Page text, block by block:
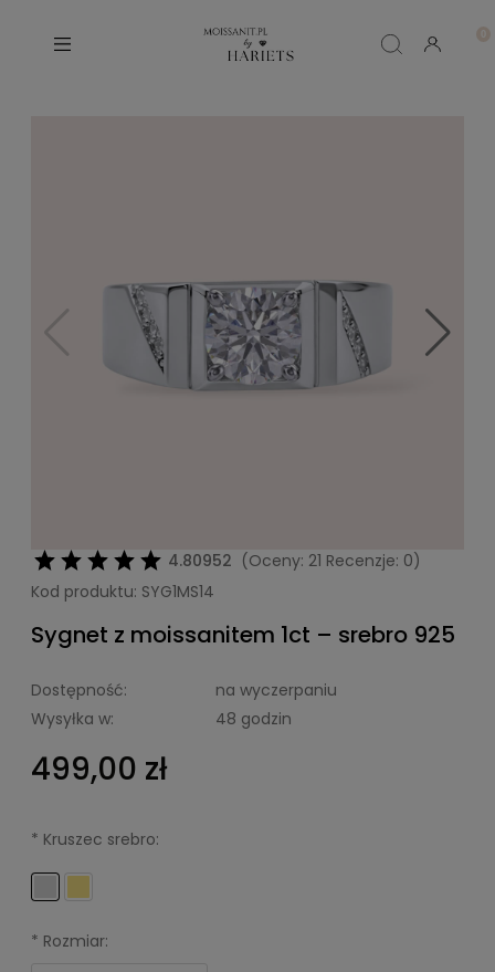
4.80952 (Oceny: 21 Recenzje: 0)
Kod produktu: SYG1MS14
Sygnet z moissanitem 1ct – srebro 925
Dostępność:
na wyczerpaniu
Wysyłka w:
48 godzin
499,00 zł
* Kruszec srebro:
* Rozmiar: